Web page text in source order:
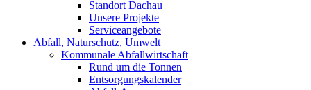
Standort Dachau
Unsere Projekte
Serviceangebote
Abfall, Naturschutz, Umwelt
Kommunale Abfallwirtschaft
Rund um die Tonnen
Entsorgungskalender